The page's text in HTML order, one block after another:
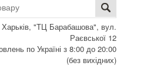
Харьків, "ТЦ Барабашова", вул.
Раєвської 12
по Україні з 8:00 до 20:00
(без вихідних)